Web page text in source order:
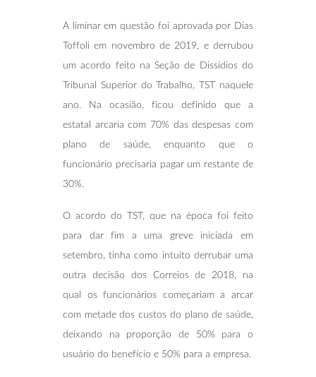
A liminar em questão foi aprovada por Dias
Toffoli em novembro de 2019, e derrubou
um acordo feito na Seção de Dissídios do
Tribunal Superior do Trabalho, TST naquele
ano. Na ocasião, ficou definido que a
estatal arcaria com 70% das despesas com
plano de saúde, enquanto que o
funcionário precisaria pagar um restante de
30%.
O acordo do TST, que na época foi feito
para dar fim a uma greve iniciada em
setembro, tinha como intuito derrubar uma
outra decisão dos Correios de 2018, na
qual os funcionários começariam a arcar
com metade dos custos do plano de saúde,
deixando na proporção de 50% para o
usuário do benefício e 50% para a empresa.